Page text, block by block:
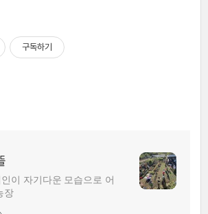
구독하기
이 자기다운 모습으로 어
장